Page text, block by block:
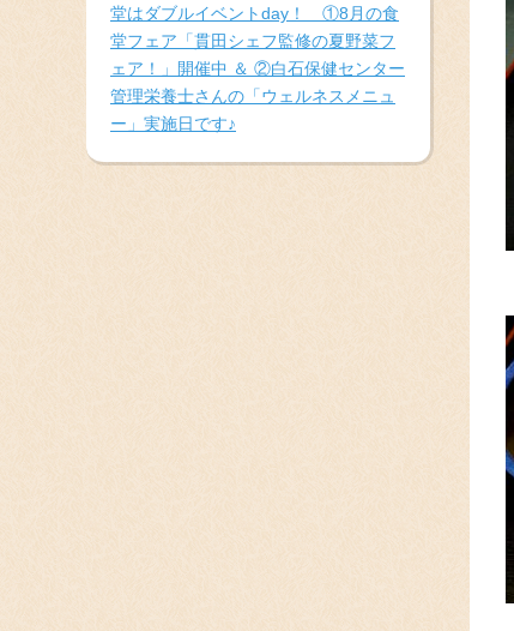
堂はダブルイベントday！ ①8月の食
堂フェア「貫田シェフ監修の夏野菜フ
ェア！」開催中 ＆ ②白石保健センター
管理栄養士さんの「ウェルネスメニュ
ー」実施日です♪